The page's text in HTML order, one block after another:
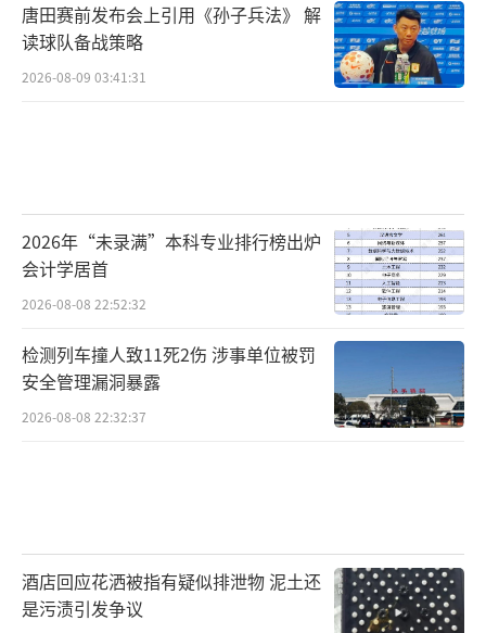
唐田赛前发布会上引用《孙子兵法》 解
读球队备战策略
2026-08-09 03:41:31
2026年“未录满”本科专业排行榜出炉
会计学居首
2026-08-08 22:52:32
检测列车撞人致11死2伤 涉事单位被罚
安全管理漏洞暴露
2026-08-08 22:32:37
酒店回应花洒被指有疑似排泄物 泥土还
是污渍引发争议